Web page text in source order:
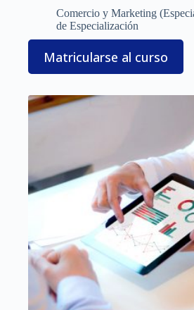
Comercio y Marketing
de Especialización
Matricularse al curso